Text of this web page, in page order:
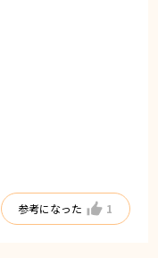
参考になった 1